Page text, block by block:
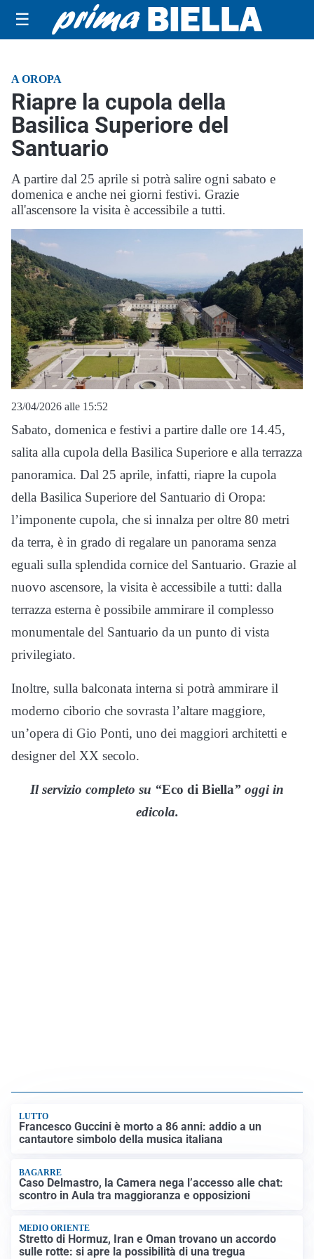
☰
A OROPA
Riapre la cupola della
Basilica Superiore del
Santuario
A partire dal 25 aprile si potrà salire ogni sabato e
domenica e anche nei giorni festivi. Grazie
all'ascensore la visita è accessibile a tutti.
23/04/2026 alle 15:52
Sabato, domenica e festivi a partire dalle ore 14.45,
salita alla cupola della Basilica Superiore e alla terrazza
panoramica. Dal 25 aprile, infatti, riapre la cupola
della Basilica Superiore del Santuario di Oropa:
l’imponente cupola, che si innalza per oltre 80 metri
da terra, è in grado di regalare un panorama senza
eguali sulla splendida cornice del Santuario. Grazie al
nuovo ascensore, la visita è accessibile a tutti: dalla
terrazza esterna è possibile ammirare il complesso
monumentale del Santuario da un punto di vista
privilegiato.
Inoltre, sulla balconata interna si potrà ammirare il
moderno ciborio che sovrasta l’altare maggiore,
un’opera di Gio Ponti, uno dei maggiori architetti e
designer del XX secolo.
Il servizio completo su “Eco di Biella” oggi in
edicola.
Francesco Guccini è morto a 86 anni: addio a un
cantautore simbolo della musica italiana